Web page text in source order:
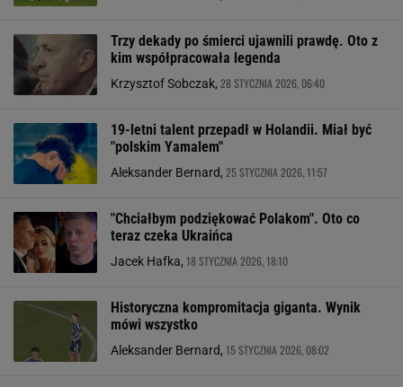
Trzy dekady po śmierci ujawnili prawdę. Oto z
kim współpracowała legenda
Krzysztof Sobczak, 28 STYCZNIA 2026, 06:40
19-letni talent przepadł w Holandii. Miał być
"polskim Yamalem"
Aleksander Bernard, 25 STYCZNIA 2026, 11:57
"Chciałbym podziękować Polakom". Oto co
teraz czeka Ukraińca
Jacek Hafka, 18 STYCZNIA 2026, 18:10
Historyczna kompromitacja giganta. Wynik
mówi wszystko
Aleksander Bernard, 15 STYCZNIA 2026, 08:02